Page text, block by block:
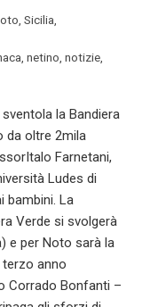
Sicilia
netino notizie
la Bandiera
da oltre 2mila
Farnetani,
Ludes di
bambini. La
Verde si svolgerà
e per Noto sarà la
anno
Corrado Bonfanti –